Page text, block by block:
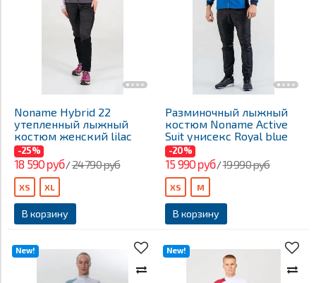
Noname Hybrid 22
утепленный лыжный
костюм женский lilac
-25%
18 590 руб/24 790 руб
В корзину
XS XL
Разминочный лыжный
костюм Noname Active
Suit унисекс Royal blue
-20%
15 990 руб/19 990 руб
В корзину
XS M
New! New!